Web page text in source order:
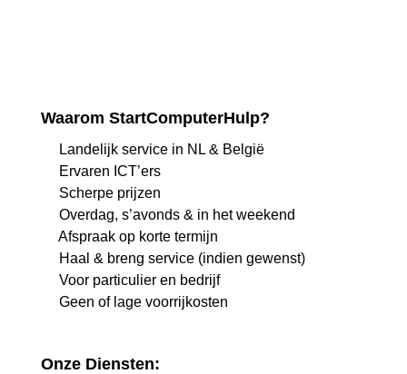
Waarom StartComputerHulp?
Landelijk service in NL & België
Ervaren ICT’ers
Scherpe prijzen
Overdag, s’avonds & in het weekend
Afspraak op korte termijn
Haal & breng service (indien gewenst)
Voor particulier en bedrijf
Geen of lage voorrijkosten
Onze Diensten: